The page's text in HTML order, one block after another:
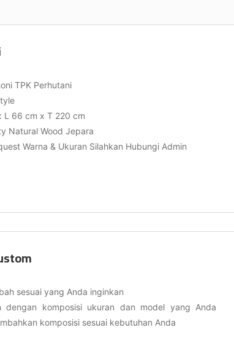
TPK Perhutani
L 66 cm x T 220 cm
Natural Wood Jepara
Warna & Ukuran Silahkan Hubungi Admin
sesuai yang Anda inginkan
dengan komposisi ukuran dan model yang Anda
komposisi sesuai kebutuhan Anda